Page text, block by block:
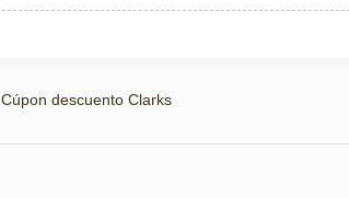
Cúpon descuento Clarks